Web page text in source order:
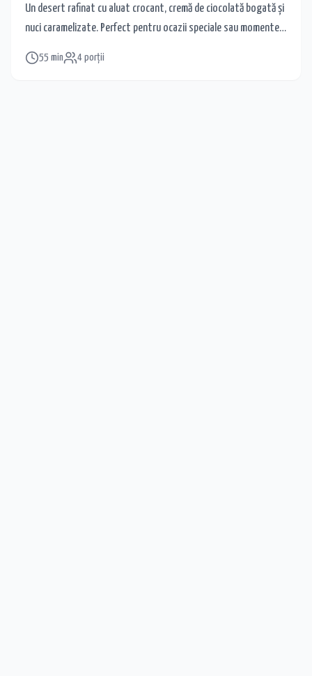
Un desert rafinat cu aluat crocant, cremă de ciocolată bogată și
nuci caramelizate. Perfect pentru ocazii speciale sau momente
55 min 4 porții